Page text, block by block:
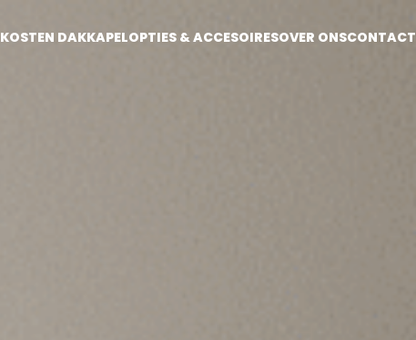
KOSTEN DAKKAPELOPTIES & ACCESOIRESOVER ONSCONTACT